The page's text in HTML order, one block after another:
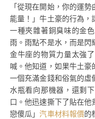
「從現在開始，你的運
能量！」牛土豪的行為
一種夾雜著銅臭味的金
雨。雨點不是水，而是閃
金牛座的物質力量太強
喊。他知道，如果牛土
一個充滿金錢和俗氣的
水瓶看向那機器，還剩
口。他迅速撕下了貼在
戀傻瓜」汽車材料報價的